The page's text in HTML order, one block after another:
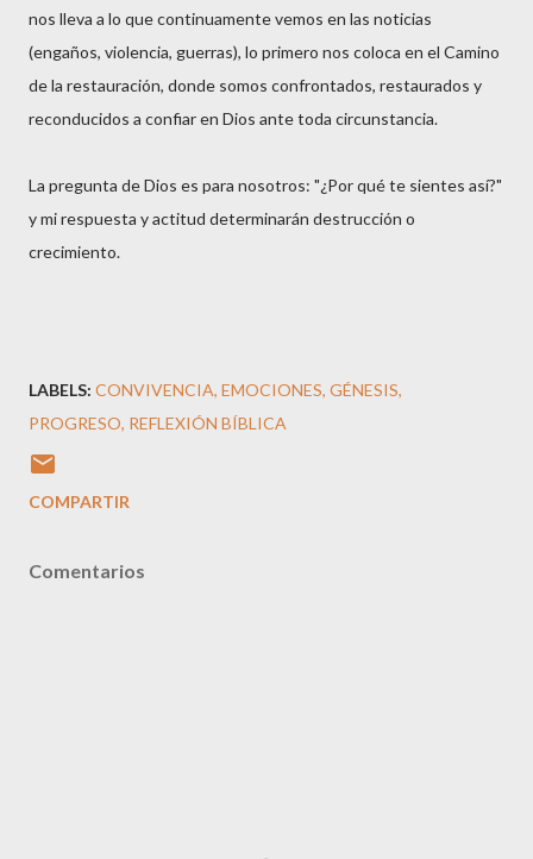
nos lleva a lo que continuamente vemos en las noticias
(engaños, violencia, guerras), lo primero nos coloca en el Camino
de la restauración, donde somos confrontados, restaurados y
reconducidos a confiar en Dios ante toda circunstancia.
La pregunta de Dios es para nosotros: "¿Por qué te sientes así?"
y mi respuesta y actitud determinarán destrucción o
crecimiento.
LABELS: CONVIVENCIA EMOCIONES GÉNESIS
PROGRESO REFLEXIÓN BÍBLICA
COMPARTIR
Comentarios